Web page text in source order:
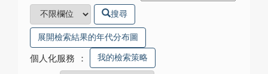
搜尋
展開檢索結果的年代分布圖
個人化服務 ： 我的檢索策略